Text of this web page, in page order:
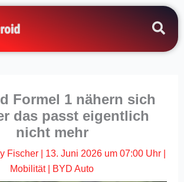
Formel 1 nähern sich
das passt eigentlich
nicht mehr
Fischer 13. Juni 2026 um 07:00 Uhr|
Mobilität| BYD Auto